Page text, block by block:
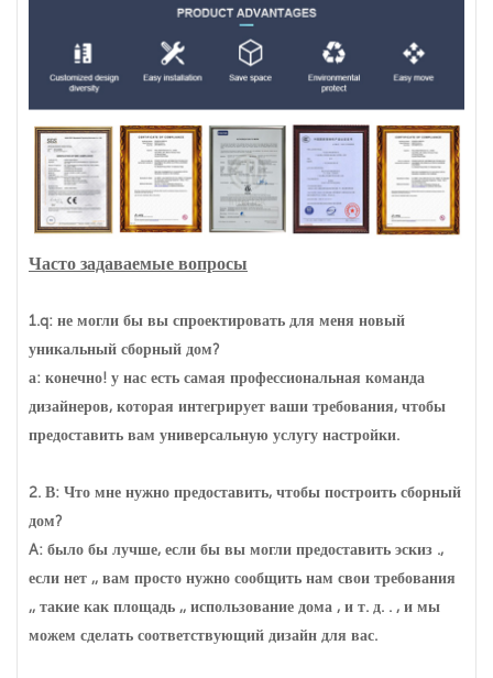
Часто задаваемые вопросы
1.q: не могли бы вы спроектировать для меня новый
уникальный сборный дом?
а: конечно! у нас есть самая профессиональная команда
дизайнеров, которая интегрирует ваши требования, чтобы
предоставить вам универсальную услугу настройки.
2. В: Что мне нужно предоставить, чтобы построить сборный
дом?
A: было бы лучше, если бы вы могли предоставить эскиз .,
если нет ,, вам просто нужно сообщить нам свои требования
,, такие как площадь ,, использование дома , и т. д. . , и мы
можем сделать соответствующий дизайн для вас.